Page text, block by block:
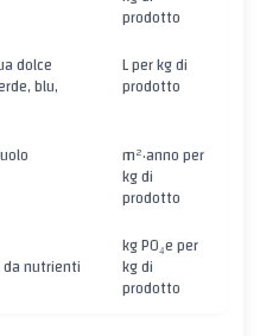
prodotto
dolce
blu,
L per kg di
prodotto
m²·anno per
kg di
prodotto
nutrienti
kg PO₄e per
kg di
prodotto